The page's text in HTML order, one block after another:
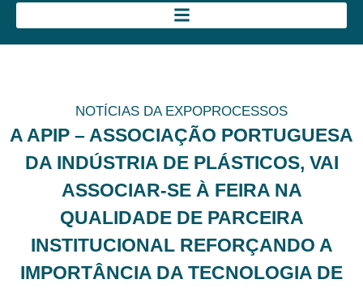
NOTÍCIAS DA EXPOPROCESSOS
A APIP – ASSOCIAÇÃO PORTUGUESA
DA INDÚSTRIA DE PLÁSTICOS, VAI
ASSOCIAR-SE À FEIRA NA
QUALIDADE DE PARCEIRA
INSTITUCIONAL REFORÇANDO A
IMPORTÂNCIA DA TECNOLOGIA DE